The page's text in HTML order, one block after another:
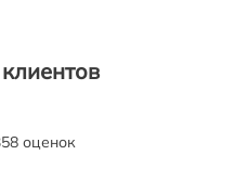
оценок